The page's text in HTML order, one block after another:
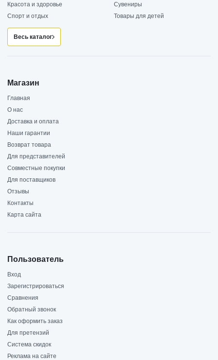
Красота и здоровье
Сувениры
Спорт и отдых
Товары для детей
Весь каталог
Магазин
Главная
О нас
Доставка и оплата
Наши гарантии
Возврат товара
Для представителей
Совместные покупки
Для поставщиков
Отзывы
Контакты
Карта сайта
Пользователь
Вход
Зарегистрироваться
Сравнения
Обратный звонок
Как оформить заказ
Для претензий
Система скидок
Реклама на сайте